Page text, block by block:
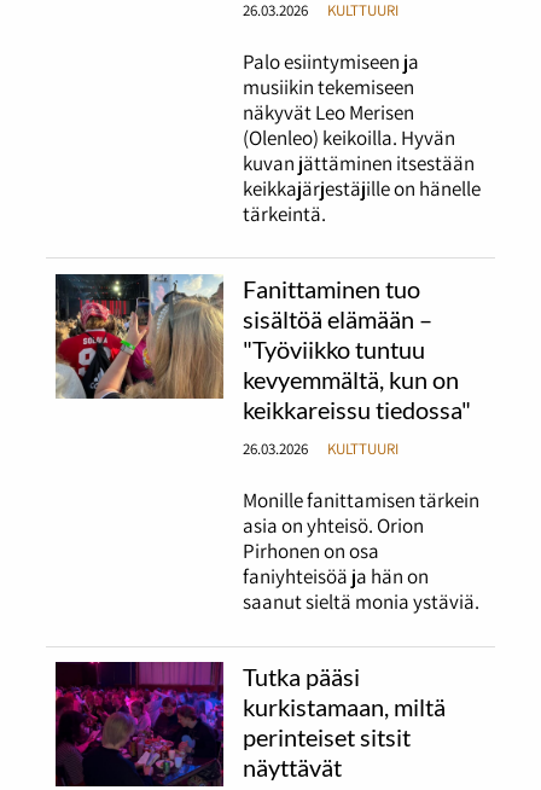
26.03.2026 KULTTUURI
Palo esiintymiseen ja
musiikin tekemiseen
näkyvät Leo Merisen
(Olenleo) keikoilla. Hyvän
kuvan jättäminen itsestään
keikkajärjestäjille on hänelle
tärkeintä.
Fanittaminen tuo
sisältöä elämään –
"Työviikko tuntuu
kevyemmältä, kun on
keikkareissu tiedossa"
26.03.2026 KULTTUURI
Monille fanittamisen tärkein
asia on yhteisö. Orion
Pirhonen on osa
faniyhteisöä ja hän on
saanut sieltä monia ystäviä.
Tutka pääsi
kurkistamaan, miltä
perinteiset sitsit
näyttävät